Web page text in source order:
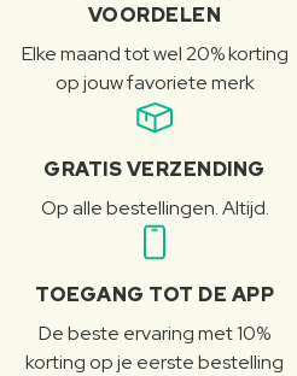
VOORDELEN
Elke maand tot wel 20% korting
op jouw favoriete merk
GRATIS VERZENDING
Op alle bestellingen. Altijd.
TOEGANG TOT DE APP
De beste ervaring met 10%
korting op je eerste bestelling